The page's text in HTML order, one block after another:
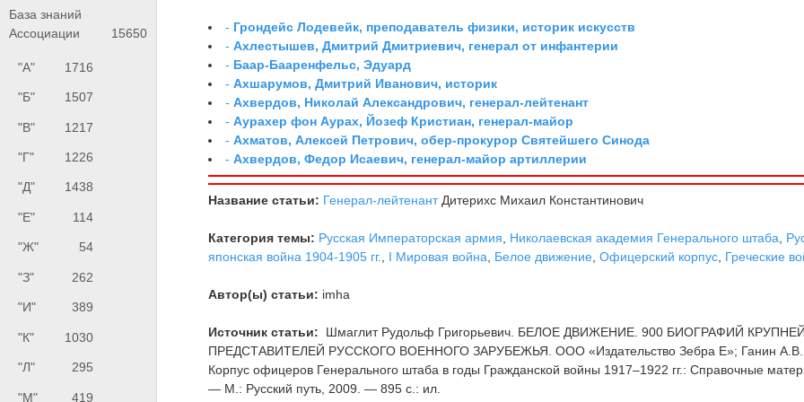
База знаний
Ассоциации
15650
"А" 1716
"Б" 1507
"В" 1217
"Г" 1226
"Д" 1438
"Е" 114
"Ж" 54
"З" 262
"И" 389
"К" 1030
"Л" 295
"М" 419
- Грондейс Лодевейк, преподаватель физики, историк искусств
-Ахлестышев, Дмитрий Дмитриевич, генерал от инфантерии
- Баар-Бааренфельс, Эдуард
-Ахшарумов, Дмитрий Иванович, историк
-Ахвердов, Николай Александрович, генерал-лейтенант
-Аурахер фон Аурах, Йозеф Кристиан, генерал-майор
-Ахматов, Алексей Петрович, обер-прокурор Святейшего Синода
-Ахвердов, Федор Исаевич, генерал-майор артиллерии
Название статьи: Генерал-лейтенантДитерихс Михаил Константинович
Категория темы: Русская Императорская армия Николаевская академия Генерального штаба
японская война 1904-1905 гг.
I Мировая война Белое движение ,Офицерский корпус Греческие
Автор(ы) статьи: imha
Источник статьи:
Шмаглит Рудольф Григорьевич. БЕЛОЕ ДВИЖЕНИЕ. 900 БИОГРАФИЙ
ПРЕДСТАВИТЕЛЕЙ РУССКОГО ВОЕННОГО ЗАРУБЕЖЬЯ. ООО «Издательство Зебра Е»; Ганин А.В.
Корпус офицеров Генерального штаба в годы Гражданской войны 1917–1922 гг.: Справочные
— М.: Русский путь, 2009. — 895 с.: ил.